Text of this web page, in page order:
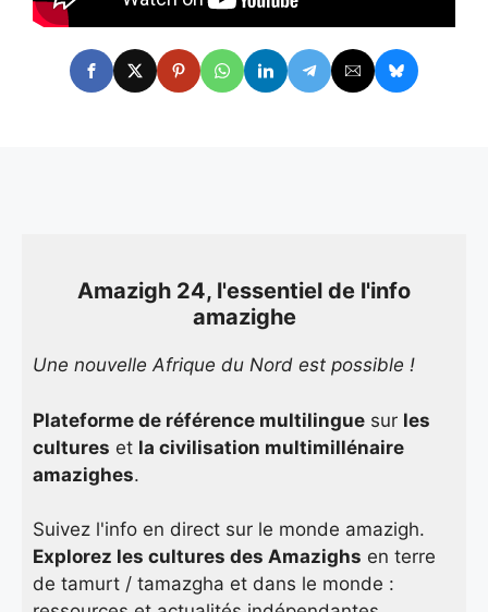
Amazigh 24, l'essentiel de l'info
amazighe
Une nouvelle Afrique du Nord est possible !
Plateforme de référence multilingue sur les
cultures et la civilisation multimillénaire
amazighes.
Suivez l'info en direct sur le monde amazigh.
Explorez les cultures des Amazighs en terre
de tamurt / tamazgha et dans le monde :